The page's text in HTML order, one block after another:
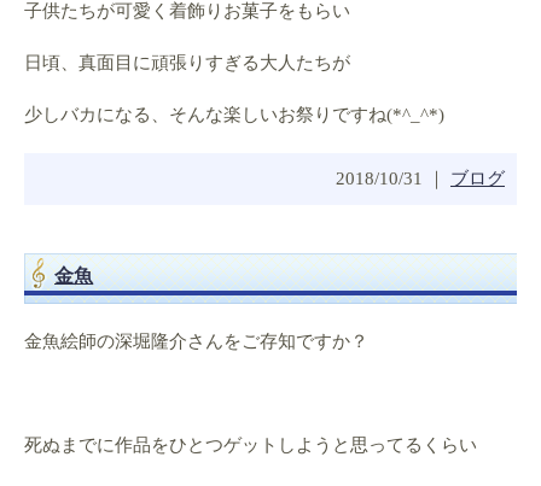
子供たちが可愛く着飾りお菓子をもらい
日頃、真面目に頑張りすぎる大人たちが
少しバカになる、そんな楽しいお祭りですね(*^_^*)
2018/10/31 ｜ ブログ
金魚
金魚絵師の深堀隆介さんをご存知ですか？
死ぬまでに作品をひとつゲットしようと思ってるくらい